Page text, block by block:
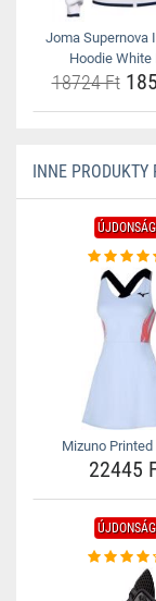
Joma Supernova
Hoodie White
18724 Ft
INNE PRODUKTY
ÚJDONSÁG
Mizuno Printed
22445
ÚJDONSÁG